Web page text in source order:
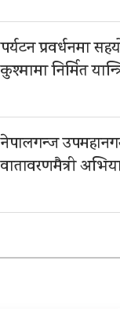
पर्यटन प्रवर्धनमा
कुश्मामा निर्मित
नेपालगन्ज
वातावरणमैत्री